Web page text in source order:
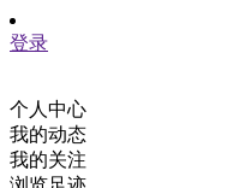
登录
个人中心
我的动态
我的关注